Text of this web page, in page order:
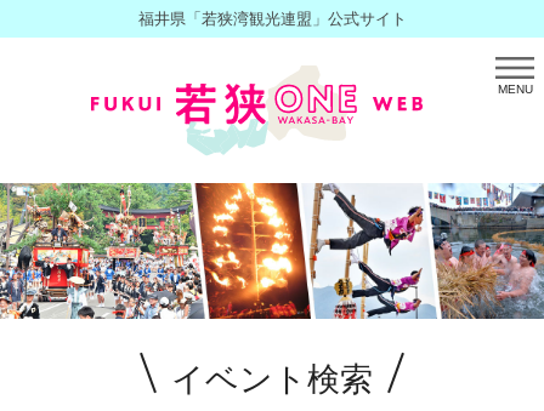
福井県「若狭湾観光連盟」公式サイト
MENU
イベント検索